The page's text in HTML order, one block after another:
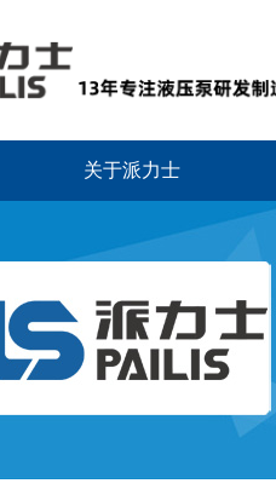
关于派力士